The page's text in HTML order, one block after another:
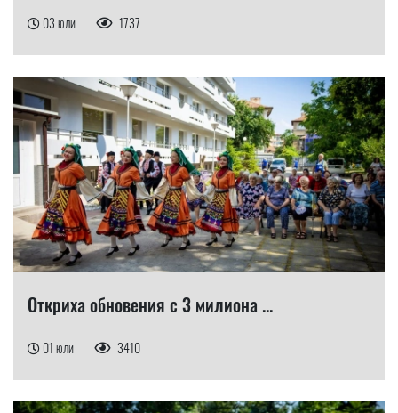
03 юли 1737
Откриха обновения с 3 милиона ...
01 юли 3410